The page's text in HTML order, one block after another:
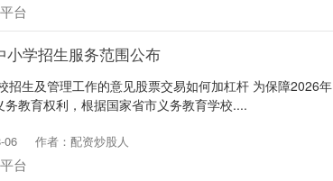
台
小学招生服务范围公布
招生及管理工作的意见股票交易如何加杠杆 为保障2026年
教育权利，根据国家省市义务教育学校....
06 作者：配资炒股人
台